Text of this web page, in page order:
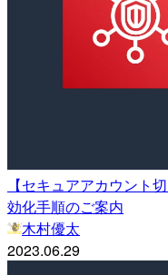
【セキュアアカウント
効化手順のご案内
木村優太
2023.06.29